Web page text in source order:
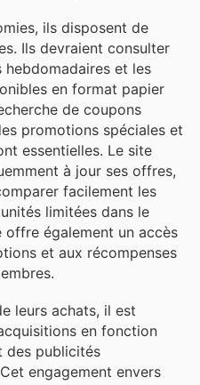
ils disposent de
Ils devraient consulter
et les
en format papier
de coupons
promotions spéciales et
essentielles. Le site
à jour ses offres,
facilement les
limitées dans le
également un accès
et aux récompenses
leurs achats, il est
en fonction
des publicités
engagement envers